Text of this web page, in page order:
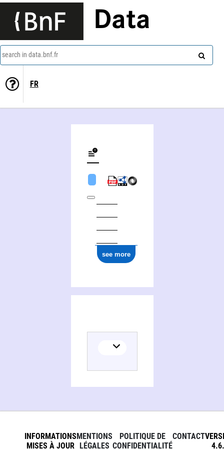
Data
search in data.bnf.fr
FR
see more
INFORMATIONS
MISES À JOUR
MENTIONS
LÉGALES
POLITIQUE DE
CONFIDENTIALITÉ
CONTACT